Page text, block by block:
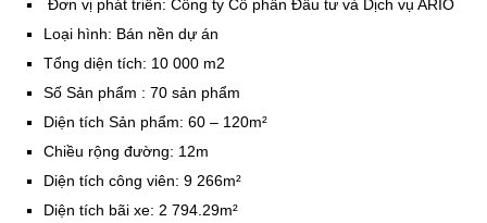
Đơn vị phát triển: Công ty Cổ phần Đầu tư và Dịch vụ ARIO
Loại hình: Bán nền dự án
Tổng diện tích: 10 000 m2
Số Sản phẩm : 70 sản phẩm
Diện tích Sản phẩm: 60 – 120m²
Chiều rộng đường: 12m
Diện tích công viên: 9 266m²
Diện tích bãi xe: 2 794.29m²